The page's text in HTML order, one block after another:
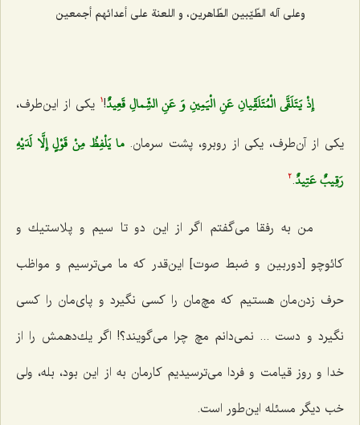
وعلى آله الطّيّبين الطّاهرين، و اللعنة على أعدائهم أجمعين‌
إِذْ يَتَلَقَّى الْمُتَلَقِّيانِ عَنِ الْيَمِينِ وَ عَنِ الشِّمالِ قَعِيدٌ!
1 یكی از این‌طرف،
یكی از آن‌طرف، یكی از روبرو، پشت سرمان. ما يَلْفِظُ مِنْ قَوْلٍ إِلَّا لَدَيْهِ
رَقِيبٌ عَتِيدٌ.
2
من به رفقا می‌گفتم اگر از این دو تا سیم و پلاستیك و
كائوچو [دوربین و ضبط صوت‌] این‌قدر كه ما می‌ترسیم و مواظب
حرف زدن‌مان هستیم كه مچ‌مان را كسی نگیرد و پای‌مان را كسی
نگیرد و دست ... نمی‌دانم مچ چرا می‌گویند؟! اگر یك‌دهمش را از
خدا و روز قیامت و فردا می‌ترسیدیم كارمان به از این بود، بله، ولی
خب دیگر مسئله این‌طور است.